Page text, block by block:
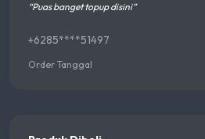
“Puas banget topup disini”
+6285****51497
Order Tanggal